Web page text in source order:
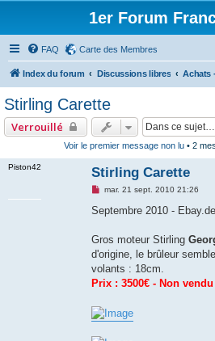
1er Forum
FAQ Carte des Membres
Index du forum Discussions libres
Stirling Carette
Verrouillé
Voir le premier message non lu• 2
Piston42 Stirling Carette
M
s
s
g
n
o
l
mar. 21 sept. 2010 21:26
Septembre 2010 - Ebay.de
Gros moteur Stirling
d'origine, le brûleur
volants : 18cm.
Prix : 3500€ - Non vendu